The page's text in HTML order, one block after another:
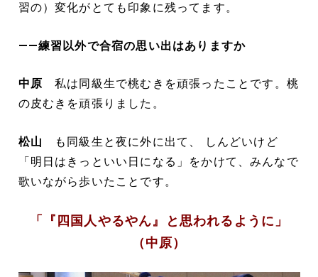
習の）変化がとても印象に残ってます。
――練習以外で合宿の思い出はありますか
中原 私は同級生で桃むきを頑張ったことです。桃
の皮むきを頑張りました。
松山 も同級生と夜に外に出て、 しんどいけど
「明日はきっといい日になる」をかけて、みんなで
歌いながら歩いたことです。
「『四国人やるやん』と思われるように」
（中原）